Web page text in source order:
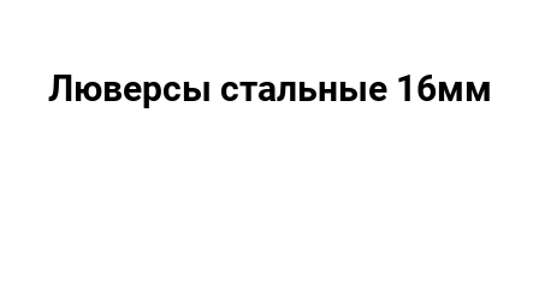
Люверсы стальные 16мм